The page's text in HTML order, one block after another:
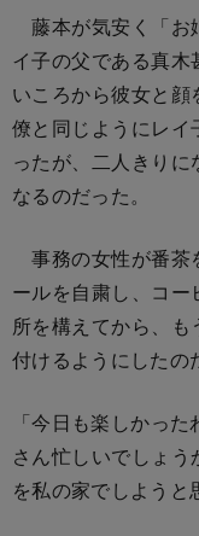
藤本が気安く「お
イ子の父である真
いころから彼女と
僚と同じようにレ
ったが、二人きり
なるのだった。
事務の女性が番茶
ールを自粛し、コ
所を構えてから、
付けるようにしたの
「今日も楽しかっ
さん忙しいでしょ
を私の家でしようと